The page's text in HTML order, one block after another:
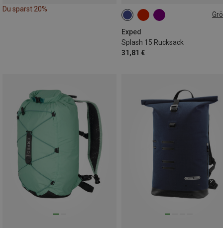
Du sparst 20%
Exped
Splash 15 Rucksack
31,81 €
15L